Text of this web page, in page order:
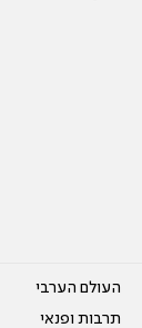
העולם הערבי
תרבות ופנאי